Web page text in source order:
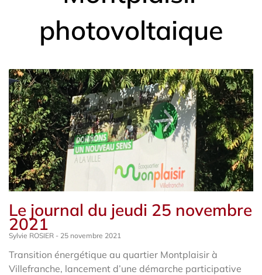
photovoltaique
Le journal du jeudi 25 novembre
2021
Sylvie ROSIER 25 novembre 2021
Transition énergétique au quartier Montplaisir à
Villefranche, lancement d’une démarche participative